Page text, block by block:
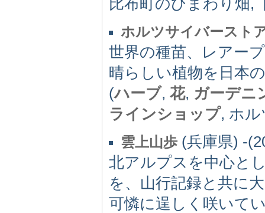
ホルツサイバースト
世界の種苗、レアー
晴らしい植物を日本
(ハーブ, 花, ガーデニ
ラインショップ, ホル
雲上山歩 (兵庫県) -
北アルプスを中心と
を、山行記録と共に
可憐に逞しく咲いて